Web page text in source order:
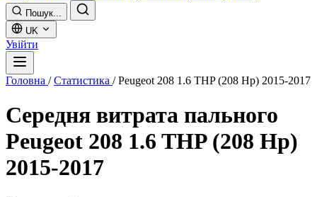
Пошук...
UK
Увійти
Головна / Статистика / Peugeot 208 1.6 THP (208 Hp) 2015-2017
Середня витрата пального
Peugeot 208 1.6 THP (208 Hp)
2015-2017